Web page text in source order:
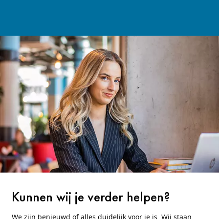
Kunnen wij je verder helpen?
We zijn benieuwd of alles duidelijk voor je is. Wij staan